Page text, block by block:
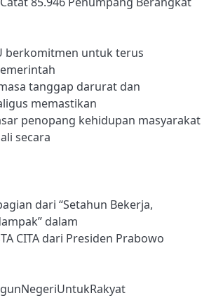
berkomitmen untuk terus
tanggap darurat dan
memastikan
penopang kehidupan masyarakat
secara
dari “Setahun Bekerja,
dalam
CITA dari Presiden Prabowo